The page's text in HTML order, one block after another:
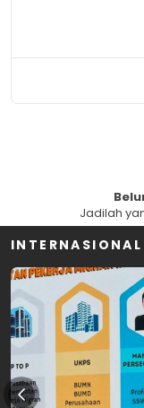
Jadilah
INTERNASIONAL